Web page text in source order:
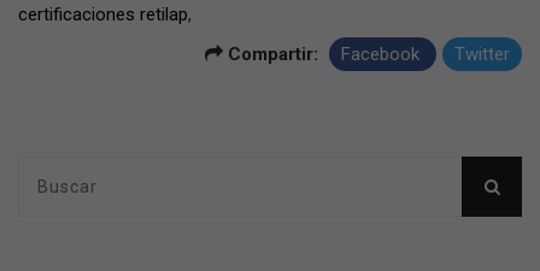
certificaciones retilap,
Compartir:
Facebook Twitter